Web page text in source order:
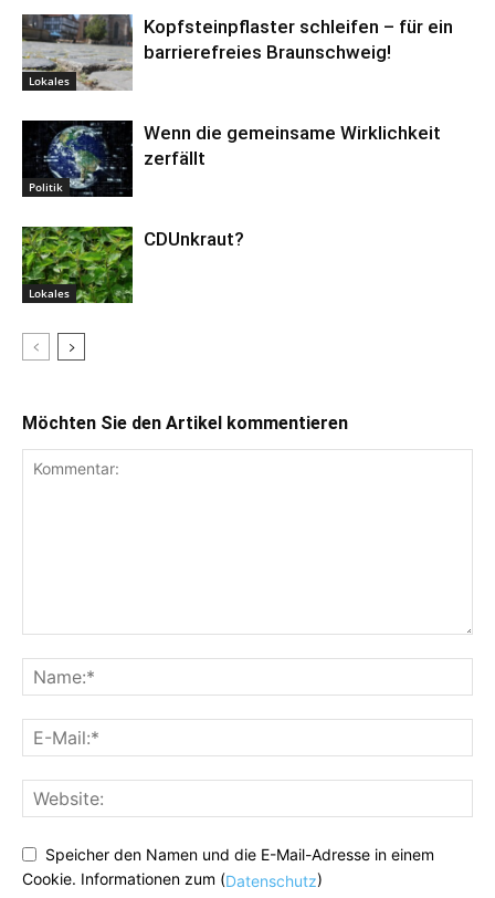
Lokales
Kopfsteinpflaster schleifen – für ein
barrierefreies Braunschweig!
Politik
Wenn die gemeinsame Wirklichkeit
zerfällt
Lokales
CDUnkraut?
Möchten Sie den Artikel kommentieren
Speicher den Namen und die E-Mail-Adresse in einem
Cookie. Informationen zum (Datenschutz)